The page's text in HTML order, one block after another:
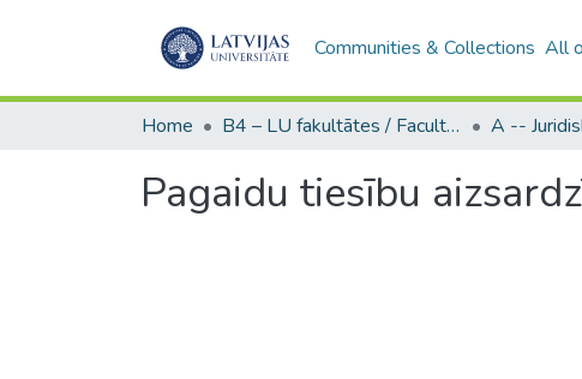
Communities & Collections All
Home B4 – LU fakultātes / Faculties of the UL
Pagaidu tiesību